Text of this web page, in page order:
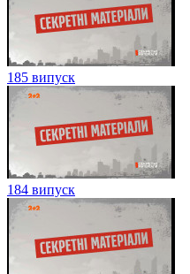
185 випуск
184 випуск